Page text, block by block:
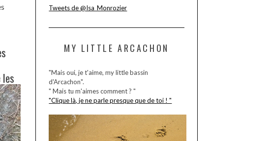
MY LITTLE ARCACHON
"Mais oui, je t'aime, my little bassin
d'Arcachon".
" Mais tu m'aimes comment ? "